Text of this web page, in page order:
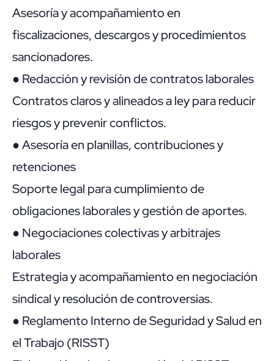
Asesoría y acompañamiento en
fiscalizaciones, descargos y procedimientos
sancionadores.
● Redacción y revisión de contratos laborales
Contratos claros y alineados a ley para reducir
riesgos y prevenir conflictos.
● Asesoría en planillas, contribuciones y
retenciones
Soporte legal para cumplimiento de
obligaciones laborales y gestión de aportes.
● Negociaciones colectivas y arbitrajes
laborales
Estrategia y acompañamiento en negociación
sindical y resolución de controversias.
● Reglamento Interno de Seguridad y Salud en
el Trabajo (RISST)